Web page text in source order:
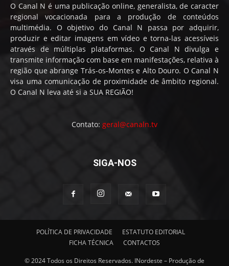
O Canal N é uma publicação online, generalista, de caracter
regional vocacionada para a produção de conteúdos
multimédia. O objetivo do Canal N passa por adquirir,
produzir e editar imagens em vídeo e torna-las acessíveis
através de múltiplas plataformas. O Canal N divulga e
transmite informação com base em manifestações, relativa à
região que abrange Trás-os-Montes e Alto Douro. O Canal N
visa uma comunicação de proximidade de âmbito regional.
O Canal N leva até si a SUA REGIÃO!
Contato: geral@canaln.tv
SIGA-NOS
POLÍTICA DE PRIVACIDADE
ESTATUTO EDITORIAL
FICHA TÉCNICA
CONTACTOS
© 2024 Todos os Direitos Reservados. INordeste – Produção de